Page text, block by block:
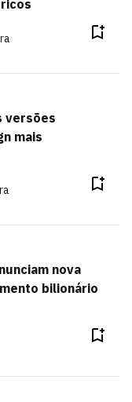
versões
mais
nova
bilionário